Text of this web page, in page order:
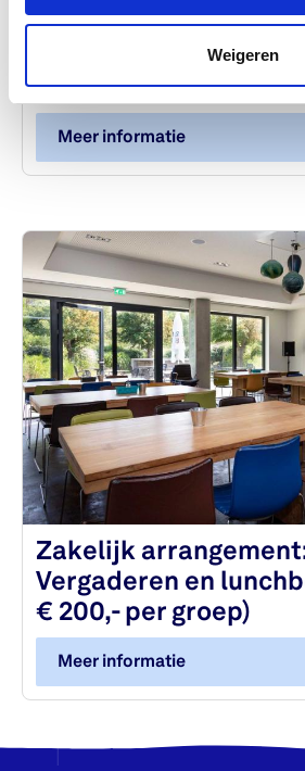
Weigeren
Rondleiding en borrel
40,- per persoon)
Meer informatie
Zakelijk
Vergaderen en
€ 200,- per groep)
Meer informatie